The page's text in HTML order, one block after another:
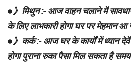
●》मिथुन :- आज वाहन चलाने में
के लिए लाभकारी होगा घर पर मेहमान
●》कर्क :- आज घर के कार्यों में ध्यान देवें
होगा पुराना रुका पैसा मिल सकता है